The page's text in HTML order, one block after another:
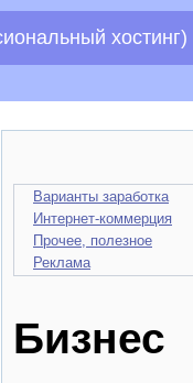
хостинг)
Варианты заработка
Интернет-коммерция
Прочее, полезное
Реклама
Бизнес